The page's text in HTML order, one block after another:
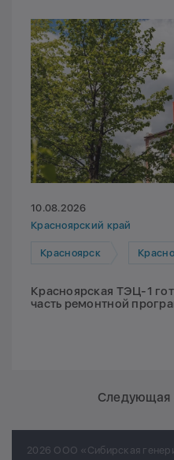
10.08.2026
Красноярский край
Красноярск
Красноярская ТЭЦ-1
часть ремонтной
Следующая
2026 ООО «Сибирская